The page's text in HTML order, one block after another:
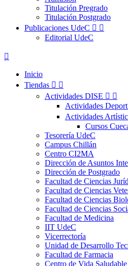
Titulación Pregrado
Titulación Postgrado
Publicaciones UdeC  
Editorial UdeC

Inicio
Tiendas  
Actividades DISE  
Actividades
Actividades
Cursos
Tesorería UdeC
Campus Chillán
Centro CI2MA
Dirección de Asuntos
Dirección de Postgrado
Facultad de Ciencias
Facultad de Ciencias
Facultad de Ciencias
Facultad de Ciencias
Facultad de Medicina
IIT UdeC
Vicerrectoría
Unidad de Desarrollo
Facultad de Farmacia
Centro de Vida Saludable